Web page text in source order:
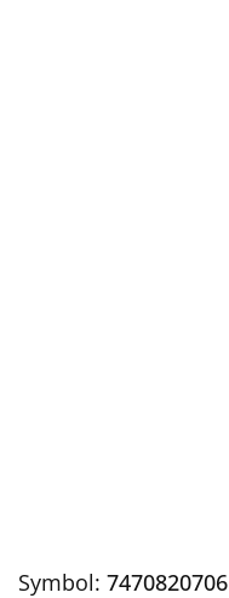
Symbol: 7470820706